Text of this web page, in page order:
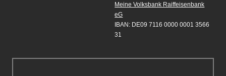
Meine Volksbank Raiffeisenbank
eG
IBAN: DE09 7116 0000 0001 3566
31